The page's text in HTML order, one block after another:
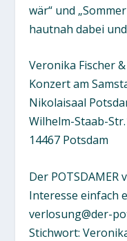
wär“ und
hautnah dabei
Veronika Fischer
Konzert am
Nikolaisaal
Wilhelm-Staab-
14467 Potsdam
Der POTSDAMER
Interesse einfach
verlosung@der-
Stichwort: